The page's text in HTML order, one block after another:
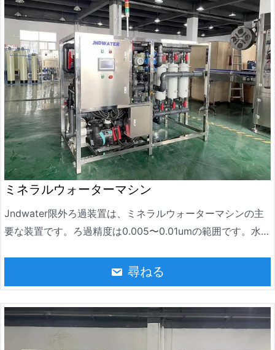
ミネラルウォーターマシン
Jndwater限外ろ過装置は、ミネラルウォーターマシンの主
要な装置です。ろ過精度は0.005〜0.01umの範囲です。水中
去でき、物質の分離、濃縮、精製に広く使用されています。
尋ねる